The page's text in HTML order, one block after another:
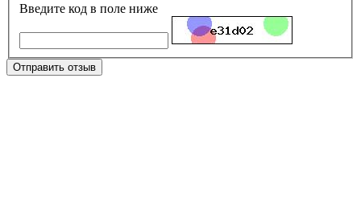
Введите код в поле ниже
Отправить отзыв